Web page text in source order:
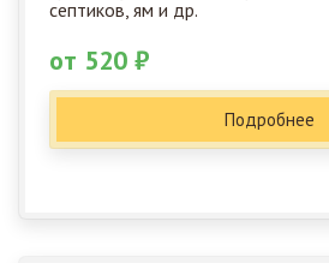
септиков, ям и др.
от 520 ₽
Подробнее